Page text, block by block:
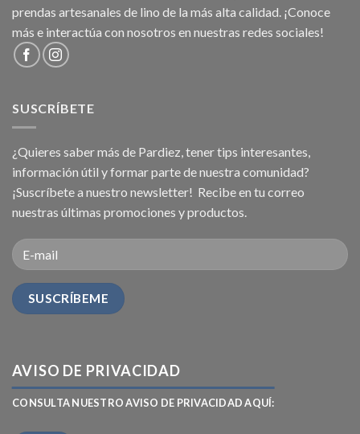
prendas artesanales de lino de la más alta calidad. ¡Conoce
más e interactúa con nosotros en nuestras redes sociales!
SUSCRÍBETE
¿Quieres saber más de Pardiez, tener tips interesantes,
información útil y formar parte de nuestra comunidad?
¡Suscríbete a nuestro newsletter! Recibe en tu correo
nuestras últimas promociones y productos.
AVISO DE PRIVACIDAD
CONSULTA NUESTRO AVISO DE PRIVACIDAD AQUÍ: